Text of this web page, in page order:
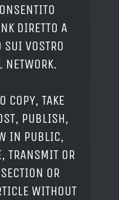
DIRETTO A
SUI VOSTRO
NETWORK.
COPY, TAKE
PUBLISH,
IN PUBLIC,
TRANSMIT OR
OR
WITHOUT